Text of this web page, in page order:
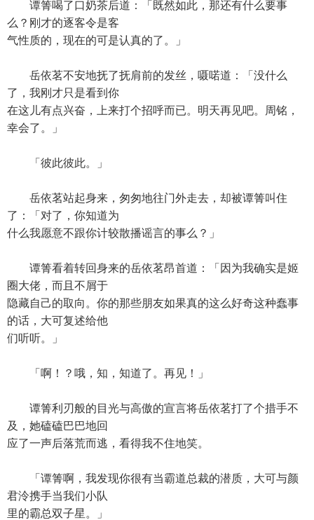
谭箐喝了口奶茶后道：「既然如此，那还有什么要事
么？刚才的逐客令是客
气性质的，现在的可是认真的了。」
岳依茗不安地抚了抚肩前的发丝，嗫喏道：「没什么
了，我刚才只是看到你
在这儿有点兴奋，上来打个招呼而已。明天再见吧。周铭，
幸会了。」
「彼此彼此。」
岳依茗站起身来，匆匆地往门外走去，却被谭箐叫住
了：「对了，你知道为
什么我愿意不跟你计较散播谣言的事么？」
谭箐看着转回身来的岳依茗昂首道：「因为我确实是姬
圈大佬，而且不屑于
隐藏自己的取向。你的那些朋友如果真的这么好奇这种蠢事
的话，大可复述给他
们听听。」
「啊！？哦，知，知道了。再见！」
谭箐利刃般的目光与高傲的宣言将岳依茗打了个措手不
及，她磕磕巴巴地回
应了一声后落荒而逃，看得我不住地笑。
「谭箐啊，我发现你很有当霸道总裁的潜质，大可与颜
君泠携手当我们小队
里的霸总双子星。」